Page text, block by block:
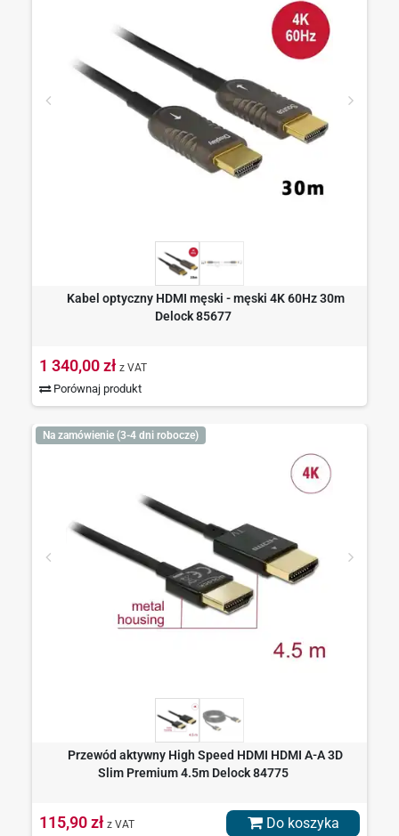
Kabel optyczny HDMI męski - męski 4K 60Hz 30m
Delock 85677
1 340,00 zł z VAT
Porównaj produkt
Na zamówienie (3-4 dni robocze)
Przewód aktywny High Speed HDMI HDMI A-A 3D
Slim Premium 4.5m Delock 84775
115,90 zł z VAT Do koszyka